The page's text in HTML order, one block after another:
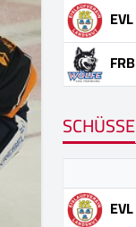
EVL
FRB
SCHÜSSE
EVL